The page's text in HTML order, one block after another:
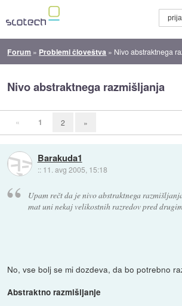
Forum » Problemi človeštva » Nivo abstraktnega
Nivo abstraktnega razmišljanja
« 1 2 »
Barakuda1
:: 11. avg 2005, 15:18
Upam rečt da je nivo abstraktnega
mat uni nekaj velikostnih razredov pred
No, vse bolj se mi dozdeva, da bo potrebno
Abstraktno razmišljanje